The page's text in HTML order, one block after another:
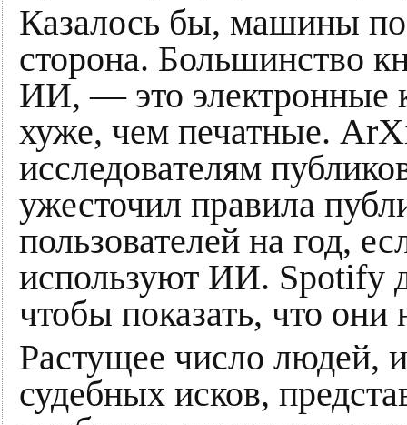
Казалось бы, машины
сторона. Большинство
ИИ, — это электронные
хуже, чем печатные.
исследователям
ужесточил правила
пользователей на год,
используют ИИ. Spotify
чтобы показать, что
Растущее число людей,
судебных исков,